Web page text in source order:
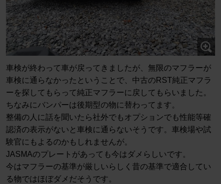
車検が終わって車が戻ってきましたが、無限のマフラーが
車検に通らなかったということで、中古のRST純正マフラ
ーを探してもらって純正マフラーに戻してもらいました。
ちなみにバンパーは後期型の物に替わってます。
整備の人に話を聞いたら社外でもオプションでも性能等確
認済の表示がないと車検に通らないそうです。車検場や試
験官にもよるのかもしれませんが。
JASMAのプレートがあっても今はダメらしいです。
今はマフラーの基準が厳しいらしく昔の基準で適合してい
る物ではほぼダメだそうです。